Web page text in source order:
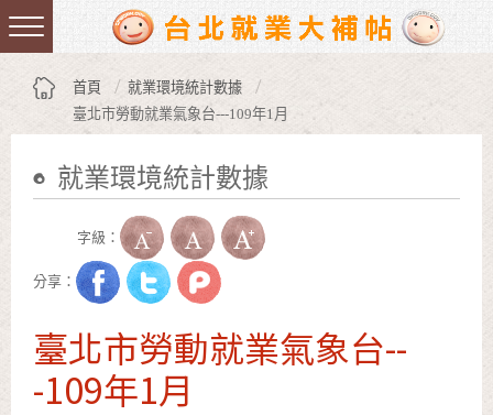
跳到主要內容區塊
:::
首頁
就業環境統計數據
臺北市勞動就業氣象台---109年1月
就業環境統計數據
字級：
分享：
臺北市勞動就業氣象台--
-109年1月